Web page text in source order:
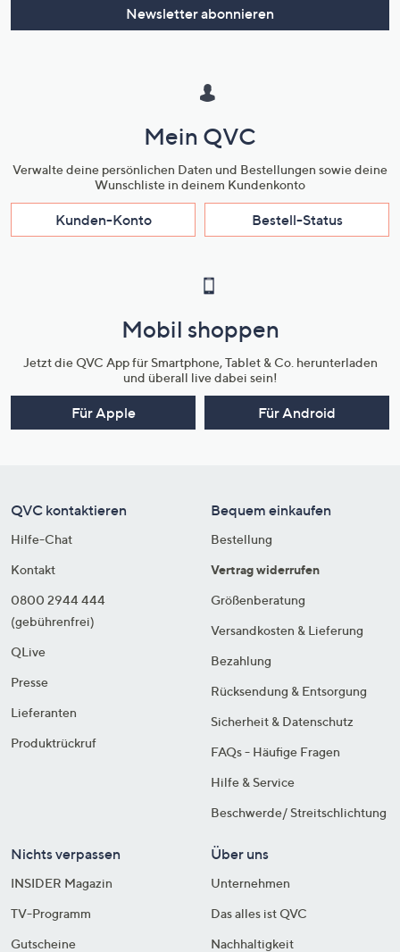
Newsletter abonnieren
Mein QVC
Verwalte deine persönlichen Daten und Bestellungen sowie deine
Wunschliste in deinem Kundenkonto
Kunden-Konto Bestell-Status
Mobil shoppen
Jetzt die QVC App für Smartphone, Tablet & Co. herunterladen
und überall live dabei sein!
Für Apple Für Android
QVC kontaktieren
Hilfe-Chat
Kontakt
0800 2944 444
(gebührenfrei)
QLive
Presse
Lieferanten
Produktrückruf
Bequem einkaufen
Bestellung
Vertrag widerrufen
Größenberatung
Versandkosten & Lieferung
Bezahlung
Rücksendung & Entsorgung
Sicherheit & Datenschutz
FAQs - Häufige Fragen
Hilfe & Service
Beschwerde/ Streitschlichtung
Nichts verpassen
INSIDER Magazin
TV-Programm
Gutscheine
Über uns
Unternehmen
Das alles ist QVC
Nachhaltigkeit